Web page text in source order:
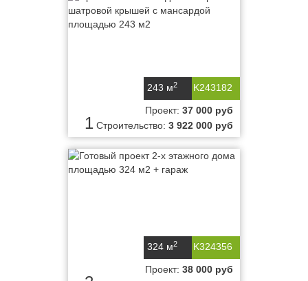
K243182
243 м2
1
Проект: 37 000 руб
Строительство: 3 922 000 руб
K324356
324 м2
Проект: 38 000 руб